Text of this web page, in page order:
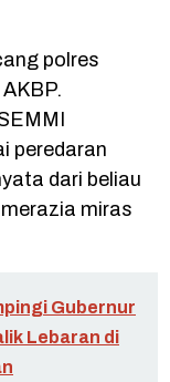
polres
peredaran
dari beliau
miras
Gubernur
Lebaran di